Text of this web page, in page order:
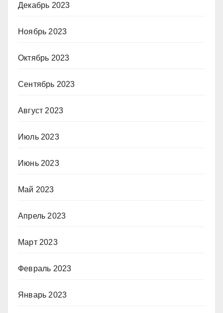
Декабрь 2023
Ноябрь 2023
Октябрь 2023
Сентябрь 2023
Август 2023
Июль 2023
Июнь 2023
Май 2023
Апрель 2023
Март 2023
Февраль 2023
Январь 2023